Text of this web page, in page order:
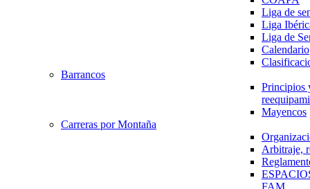
Liga de
Liga
Liga de
Calendario
Barrancos
Principios
Mayencos
Carreras por Montaña
Arbitraje,
FAM